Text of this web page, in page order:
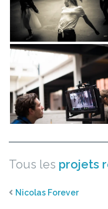
Tous les projets
Nicolas Forever